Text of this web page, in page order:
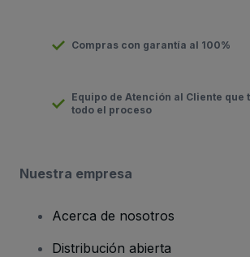
Compras con garantía al 100%
Equipo de Atención al Cliente que
todo el proceso
Nuestra empresa
Acerca de nosotros
Distribución abierta